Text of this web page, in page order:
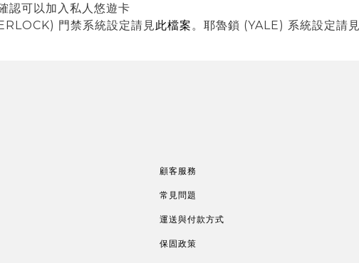
認可以加入私人悠遊卡
門禁系統設定請見此檔案 。耶魯鎖 (YALE) 系統設定請見
顧客服務
常見問題
運送與付款方式
保固政策